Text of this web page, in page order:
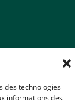
des technologies
informations des
14h à